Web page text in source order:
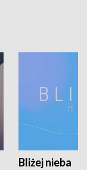
Bliżej nieba